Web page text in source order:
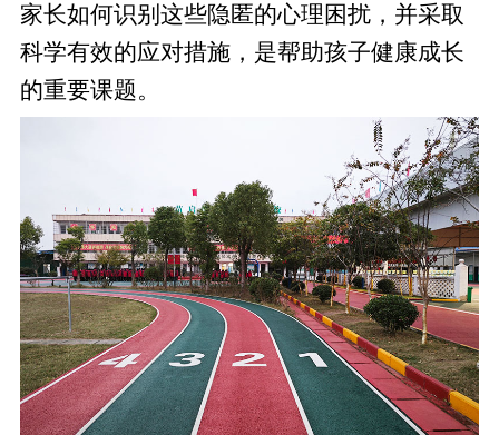
家长如何识别这些隐匿的心理困扰，并采取
科学有效的应对措施，是帮助孩子健康成长
的重要课题。